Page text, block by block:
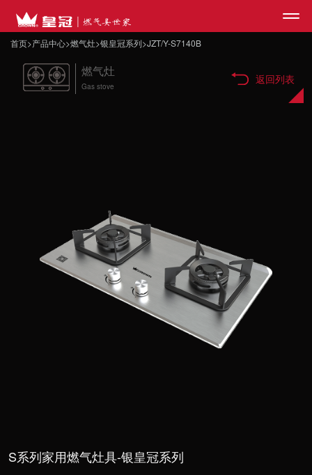
网站首页
媒体中心 >
>
首页>产品中心>燃气灶>银皇冠系列>JZT/Y-S7140B
燃气灶
Gas stove
返回列表
S系列家用燃气灶具-银皇冠系列